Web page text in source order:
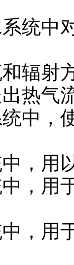
统中
辐射
热气
中，
，用
，用
，用